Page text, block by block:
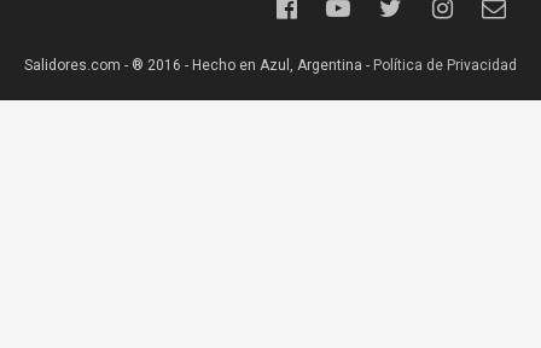
Salidores.com - ® 2016 - Hecho en Azul, Argentina - Política de Privacidad